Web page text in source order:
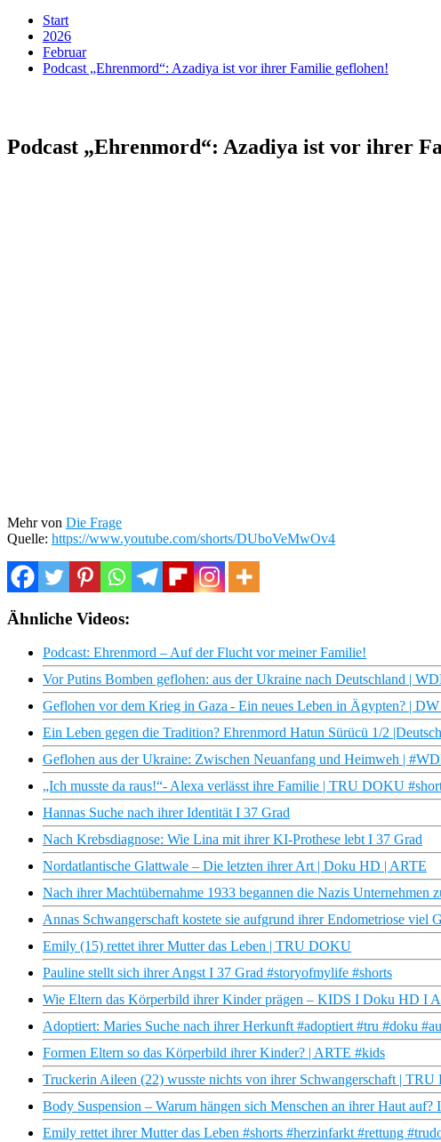
Start
2026
Februar
Podcast „Ehrenmord“: Azadiya ist vor ihrer Familie geflohen!
Podcast „Ehrenmord“: Azadiya ist vor ihrer
Mehr von Die Frage
Quelle: https://www.youtube.com/shorts/DUboVeMwOv4
Ähnliche Videos:
Podcast: Ehrenmord – Auf der Flucht vor meiner Familie!
Vor Putins Bomben geflohen: aus der Ukraine nach Deutschland |
Geflohen vor dem Krieg in Gaza - Ein neues Leben in Ägypten? |
Ein Leben gegen die Tradition? Ehrenmord Hatun Sürücü 1/2
Geflohen aus der Ukraine: Zwischen Neuanfang und Heimweh |
„Ich musste da raus!“- Alexa verlässt ihre Familie | TRU DOKU
Hannas Suche nach ihrer Identität I 37 Grad
Nach Krebsdiagnose: Wie Lina mit ihrer KI-Prothese lebt I 37 Grad
Nordatlantische Glattwale – Die letzten ihrer Art | Doku HD | ARTE
Nach ihrer Machtübernahme 1933 begannen die Nazis Unternehmen
Annas Schwangerschaft kostete sie aufgrund ihrer Endometriose viel
Emily (15) rettet ihrer Mutter das Leben | TRU DOKU
Pauline stellt sich ihrer Angst I 37 Grad #storyofmylife #shorts
Wie Eltern das Körperbild ihrer Kinder prägen – KIDS I Doku HD I
Adoptiert: Maries Suche nach ihrer Herkunft #adoptiert #tru #doku
Formen Eltern so das Körperbild ihrer Kinder? | ARTE #kids
Truckerin Aileen (22) wusste nichts von ihrer Schwangerschaft |
Body Suspension – Warum hängen sich Menschen an ihrer Haut
Emily rettet ihrer Mutter das Leben #shorts #herzinfarkt #rettung